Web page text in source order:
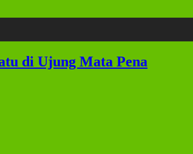
di Ujung Mata Pena